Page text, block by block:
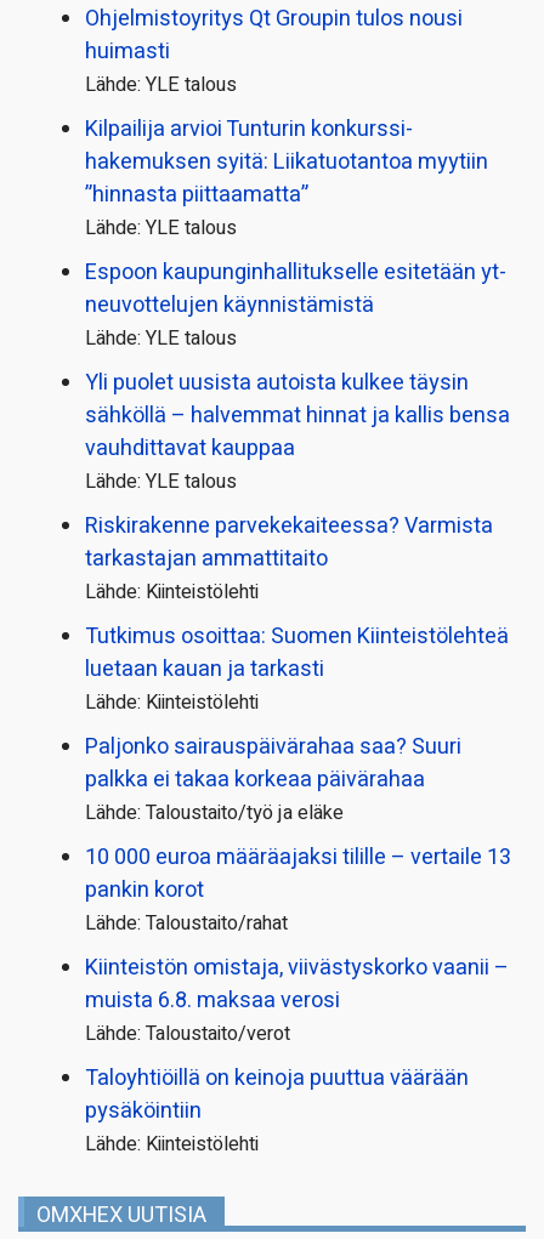
Ohjelmistoyritys Qt Groupin tulos nousi
huimasti
Lähde: YLE talous
Kilpailija arvioi Tunturin konkurssi­
hakemuksen syitä: Liikatuotantoa myytiin
”hinnasta piittaamatta”
Lähde: YLE talous
Espoon kaupungin­hallitukselle esitetään yt-
neuvottelujen käynnistämistä
Lähde: YLE talous
Yli puolet uusista autoista kulkee täysin
sähköllä – halvemmat hinnat ja kallis bensa
vauhdittavat kauppaa
Lähde: YLE talous
Riskirakenne parvekekaiteessa? Varmista
tarkastajan ammattitaito
Lähde: Kiinteistölehti
Tutkimus osoittaa: Suomen Kiinteistölehteä
luetaan kauan ja tarkasti
Lähde: Kiinteistölehti
Paljonko sairauspäivä­rahaa saa? Suuri
palkka ei takaa korkeaa päivärahaa
Lähde: Taloustaito/työ ja eläke
10 000 euroa määräajaksi tilille – vertaile 13
pankin korot
Lähde: Taloustaito/rahat
Kiinteistön omistaja, viivästyskorko vaanii –
muista 6.8. maksaa verosi
Lähde: Taloustaito/verot
Taloyhtiöillä on keinoja puuttua väärään
pysäköintiin
Lähde: Kiinteistölehti
OMXHEX UUTISIA